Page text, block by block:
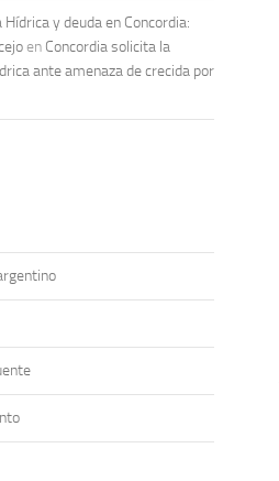
y deuda en Concordia:
en Concordia solicita la
ante amenaza de crecida por